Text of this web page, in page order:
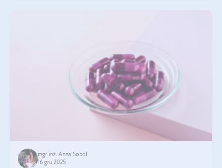
mgr inż. Anna Sobol
16 gru 2025